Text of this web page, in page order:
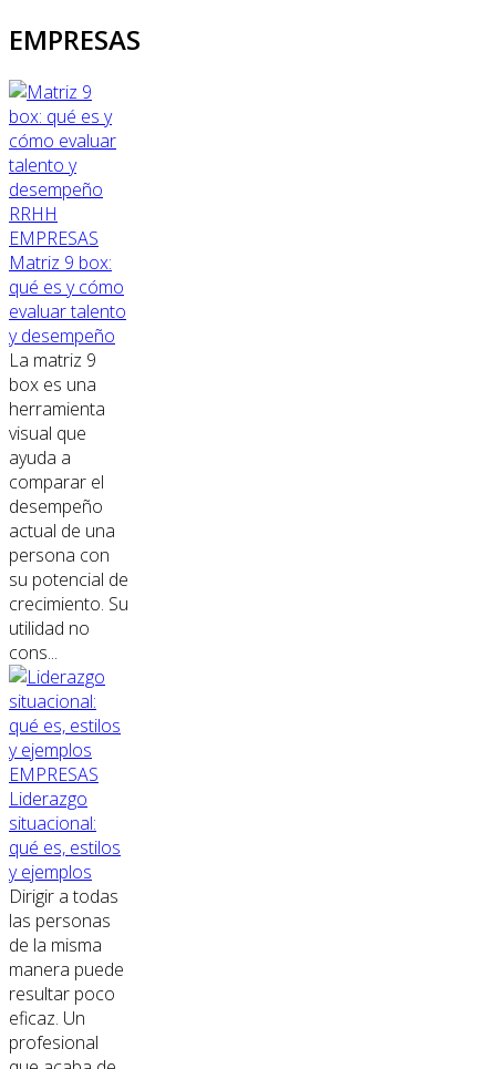
EMPRESAS
RRHH
EMPRESAS
Matriz 9 box:
qué es y cómo
evaluar talento
y desempeño
La matriz 9
box es una
herramienta
visual que
ayuda a
comparar el
desempeño
actual de una
persona con
su potencial de
crecimiento. Su
utilidad no
cons...
EMPRESAS
Liderazgo
situacional:
qué es, estilos
y ejemplos
Dirigir a todas
las personas
de la misma
manera puede
resultar poco
eficaz. Un
profesional